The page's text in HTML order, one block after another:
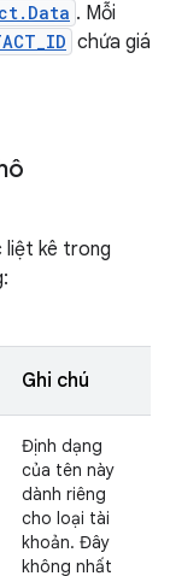
. Mỗi
chứa giá
liệt kê trong
Ghi chú
Định dạng
của tên này
dành riêng
cho loại tài
khoản. Đây
không nhất